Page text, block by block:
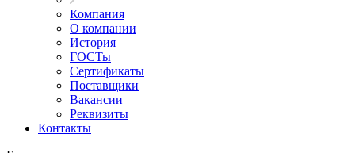
Компания
О компании
История
ГОСТы
Сертификаты
Поставщики
Вакансии
Реквизиты
Контакты